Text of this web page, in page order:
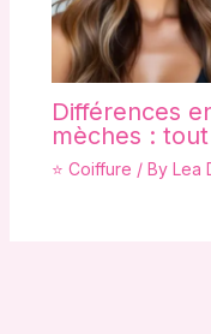
Différences
mèches :
⭐ Coiffure / By Lea